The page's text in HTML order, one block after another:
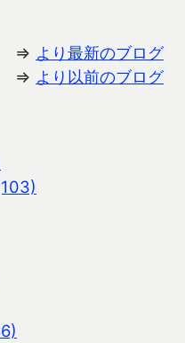
⇒ より最新のブログ
⇒ より以前のブログ